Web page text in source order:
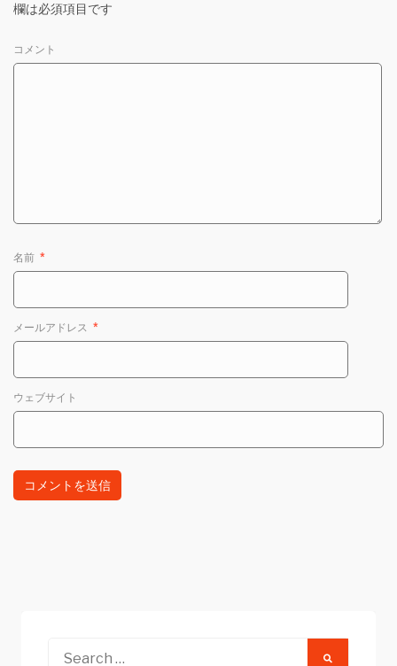
欄は必須項目です
コメント
名前 *
メールアドレス *
ウェブサイト
Search